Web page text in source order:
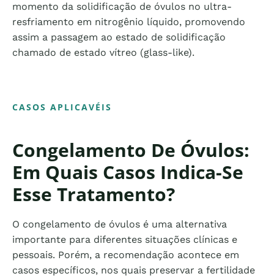
momento da solidificação de óvulos no ultra-
resfriamento em nitrogênio líquido, promovendo
assim a passagem ao estado de solidificação
chamado de estado vítreo (glass-like).
CASOS APLICAVÉIS
Congelamento De Óvulos:
Em Quais Casos Indica-Se
Esse Tratamento?
O congelamento de óvulos é uma alternativa
importante para diferentes situações clínicas e
pessoais. Porém, a recomendação acontece em
casos específicos, nos quais preservar a fertilidade